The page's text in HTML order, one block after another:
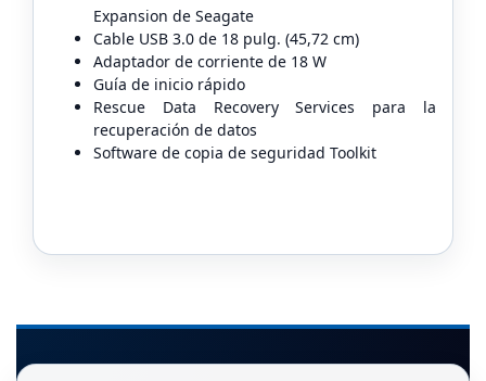
Expansion de Seagate
Cable USB 3.0 de 18 pulg. (45,72 cm)
Adaptador de corriente de 18 W
Guía de inicio rápido
Rescue Data Recovery Services para la
recuperación de datos
Software de copia de seguridad Toolkit